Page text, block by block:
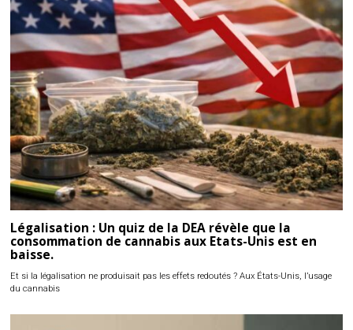
Légalisation : Un quiz de la DEA révèle que la
consommation de cannabis aux Etats-Unis est en
baisse.
Et si la légalisation ne produisait pas les effets redoutés ? Aux États-Unis, l’usage
du cannabis